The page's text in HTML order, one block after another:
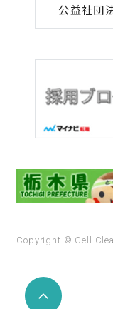
公益社団
Copyright © Cell